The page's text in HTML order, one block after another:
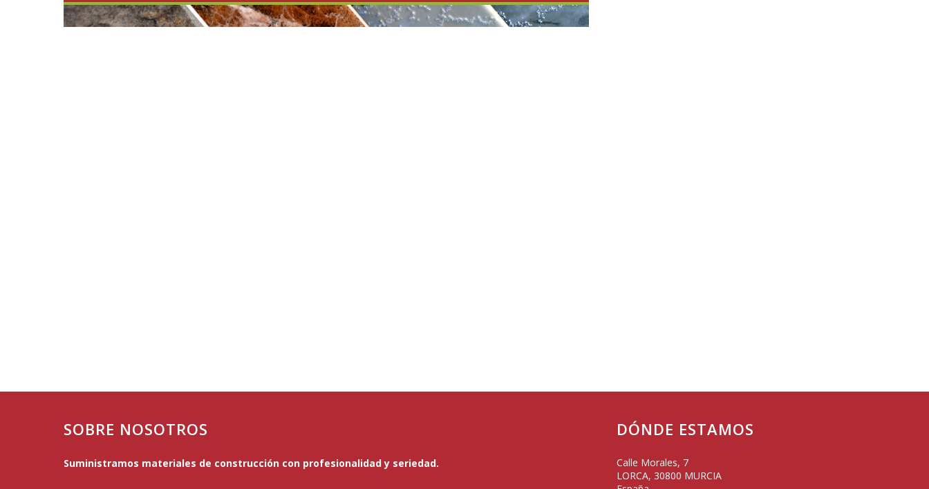
SOBRE NOSOTROS
Suministramos materiales de construcción con profesionalidad y seriedad.
DÓNDE ESTAMOS
Calle Morales, 7
LORCA, 30800 MURCIA